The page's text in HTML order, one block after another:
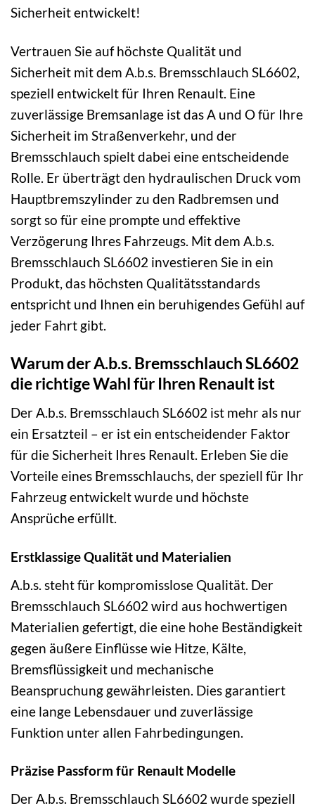
Sicherheit entwickelt!
Vertrauen Sie auf höchste Qualität und
Sicherheit mit dem A.b.s. Bremsschlauch SL6602,
speziell entwickelt für Ihren Renault. Eine
zuverlässige Bremsanlage ist das A und O für Ihre
Sicherheit im Straßenverkehr, und der
Bremsschlauch spielt dabei eine entscheidende
Rolle. Er überträgt den hydraulischen Druck vom
Hauptbremszylinder zu den Radbremsen und
sorgt so für eine prompte und effektive
Verzögerung Ihres Fahrzeugs. Mit dem A.b.s.
Bremsschlauch SL6602 investieren Sie in ein
Produkt, das höchsten Qualitätsstandards
entspricht und Ihnen ein beruhigendes Gefühl auf
jeder Fahrt gibt.
Warum der A.b.s. Bremsschlauch SL6602
die richtige Wahl für Ihren Renault ist
Der A.b.s. Bremsschlauch SL6602 ist mehr als nur
ein Ersatzteil – er ist ein entscheidender Faktor
für die Sicherheit Ihres Renault. Erleben Sie die
Vorteile eines Bremsschlauchs, der speziell für Ihr
Fahrzeug entwickelt wurde und höchste
Ansprüche erfüllt.
Erstklassige Qualität und Materialien
A.b.s. steht für kompromisslose Qualität. Der
Bremsschlauch SL6602 wird aus hochwertigen
Materialien gefertigt, die eine hohe Beständigkeit
gegen äußere Einflüsse wie Hitze, Kälte,
Bremsflüssigkeit und mechanische
Beanspruchung gewährleisten. Dies garantiert
eine lange Lebensdauer und zuverlässige
Funktion unter allen Fahrbedingungen.
Präzise Passform für Renault Modelle
Der A.b.s. Bremsschlauch SL6602 wurde speziell